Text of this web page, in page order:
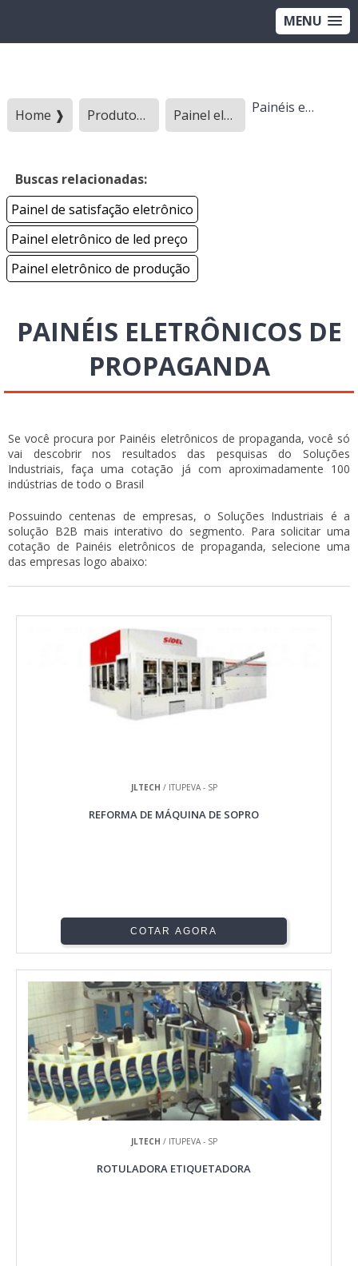
MENU
Home ❱ Produtos ❱ Painel eletronico - Categoria ❱ Painéis eletrônicos de propaganda
Buscas relacionadas:
Painel de satisfação eletrônico
Painel eletrônico de led preço
Painel eletrônico de produção
PAINÉIS ELETRÔNICOS DE
PROPAGANDA
Se você procura por Painéis eletrônicos de propaganda, você só
vai descobrir nos resultados das pesquisas do Soluções
Industriais, faça uma cotação já com aproximadamente 100
indústrias de todo o Brasil
Possuindo centenas de empresas, o Soluções Industriais é a
solução B2B mais interativo do segmento. Para solicitar uma
cotação de Painéis eletrônicos de propaganda, selecione uma
das empresas logo abaixo:
JLTECH / ITUPEVA - SP
REFORMA DE MÁQUINA DE SOPRO
COTAR AGORA
JLTECH / ITUPEVA - SP
ROTULADORA ETIQUETADORA